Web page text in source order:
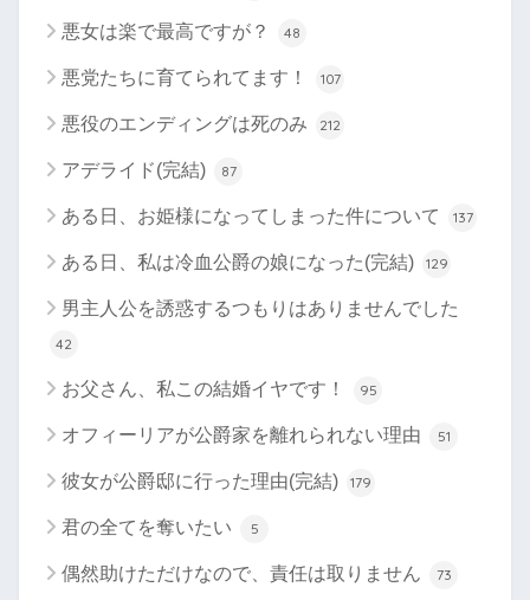
悪女は楽で最高ですが？ 48
悪党たちに育てられてます！ 107
悪役のエンディングは死のみ 212
アデライド(完結) 87
ある日、お姫様になってしまった件について 137
ある日、私は冷血公爵の娘になった(完結) 129
男主人公を誘惑するつもりはありませんでした
42
お父さん、私この結婚イヤです！ 95
オフィーリアが公爵家を離れられない理由 51
彼女が公爵邸に行った理由(完結) 179
君の全てを奪いたい 5
偶然助けただけなので、責任は取りません 73